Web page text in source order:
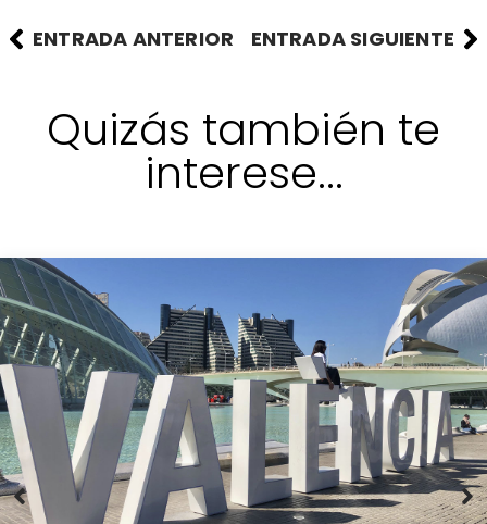
ENTRADA ANTERIOR
ENTRADA SIGUIENTE
Quizás también te
interese...